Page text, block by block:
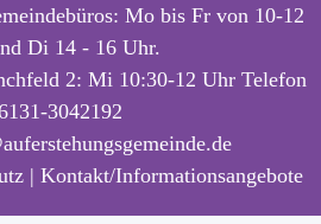
Mo bis Fr von 10-12
Di 14 - 16 Uhr.
2: Mi 10:30-12 Uhr Telefon
3042192
| Kontakt/Informationsangebote